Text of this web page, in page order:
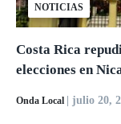
NOTICIAS
Costa Rica
elecciones en
Onda Local | julio 20,